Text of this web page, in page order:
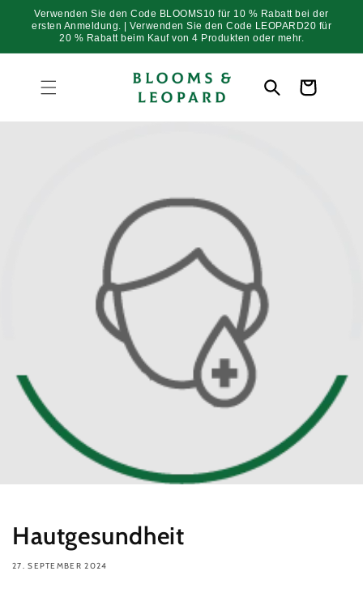
zum
Inhalt
Verwenden Sie den Code BLOOMS10 für 10 % Rabatt bei der
ersten Anmeldung. | Verwenden Sie den Code LEOPARD20 für
20 % Rabatt beim Kauf von 4 Produkten oder mehr.
Warenkorb
Hautgesundheit
27. SEPTEMBER 2024